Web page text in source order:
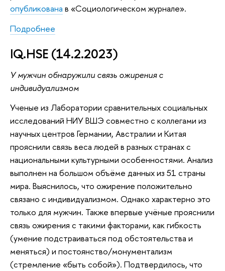
опубликована в «Социологическом журнале».
Подробнее
IQ.HSE (14.2.2023)
У мужчин обнаружили связь ожирения с
индивидуализмом
Ученые из Лаборатории сравнительных социальных
исследований НИУ ВШЭ совместно с коллегами из
научных центров Германии, Австралии и Китая
прояснили связь веса людей в разных странах с
национальными культурными особенностями. Анализ
выполнен на большом объёме данных из 51 страны
мира. Выяснилось, что ожирение положительно
связано с индивидуализмом. Однако характерно это
только для мужчин. Также впервые учёные прояснили
связь ожирения с такими факторами, как гибкость
(умение подстраиваться под обстоятельства и
меняться) и постоянство/монументализм
(стремление «быть собой»). Подтвердилось, что